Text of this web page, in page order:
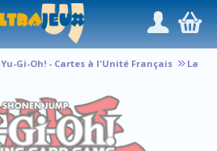
/,
Yu-Gi-Oh! - Cartes à l'Unité Français
La